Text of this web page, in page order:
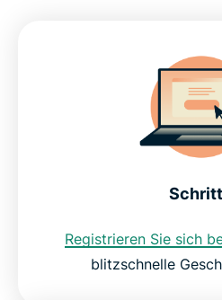
Schritt
Registrieren Sie sich
blitzschnelle